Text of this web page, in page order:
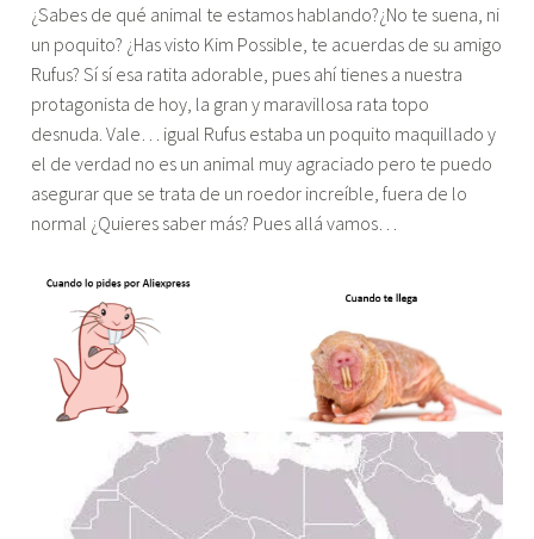
¿Sabes de qué animal te estamos hablando?¿No te suena, ni
un poquito? ¿Has visto Kim Possible, te acuerdas de su amigo
Rufus? Sí sí esa ratita adorable, pues ahí tienes a nuestra
protagonista de hoy, la gran y maravillosa rata topo
desnuda. Vale… igual Rufus estaba un poquito maquillado y
el de verdad no es un animal muy agraciado pero te puedo
asegurar que se trata de un roedor increíble, fuera de lo
normal ¿Quieres saber más? Pues allá vamos…